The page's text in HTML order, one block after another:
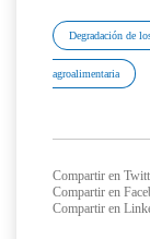
Degradación de
agroalimentaria
Compartir en
Compartir en
Compartir en